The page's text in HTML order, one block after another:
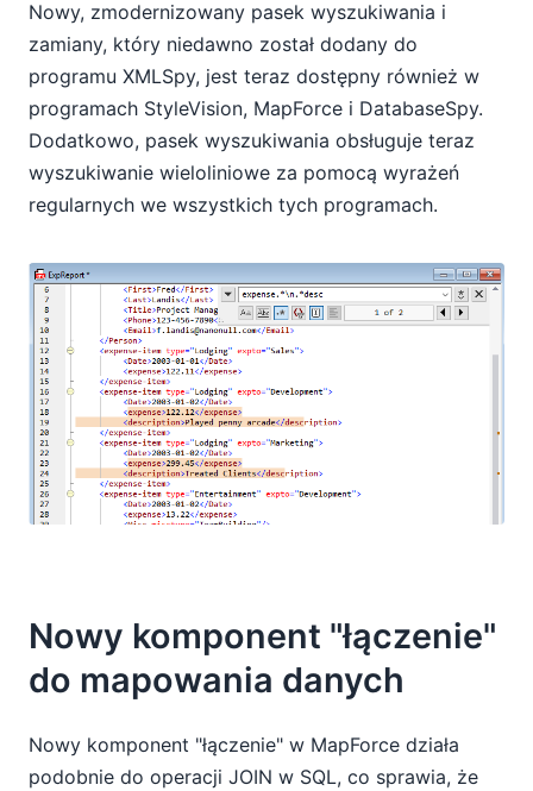
Nowy, zmodernizowany pasek wyszukiwania i
zamiany, który niedawno został dodany do
programu XMLSpy, jest teraz dostępny również w
programach StyleVision, MapForce i DatabaseSpy.
Dodatkowo, pasek wyszukiwania obsługuje teraz
wyszukiwanie wieloliniowe za pomocą wyrażeń
regularnych we wszystkich tych programach.
Nowy komponent "łączenie"
do mapowania danych
Nowy komponent "łączenie" w MapForce działa
podobnie do operacji JOIN w SQL, co sprawia, że